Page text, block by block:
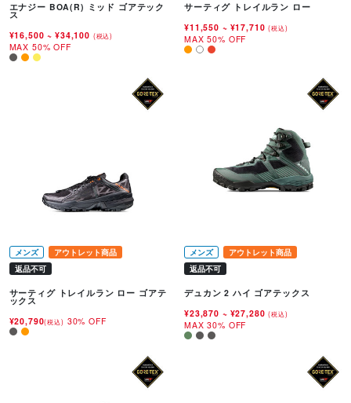
エナジー BOA(R) ミッド ゴアテック
ス
¥16,500~ ¥34,100 (税込)
MAX 50% OFF
サーティグ トレイルラン ロー
¥11,550 ~ ¥17,710(税込)
MAX 50% OFF
メンズ
アウトレット商品
返品不可
サーティグ トレイルラン ロー ゴアテ
ックス
¥20,790(税込) 30% OFF
メンズ
アウトレット商品
返品不可
デュカン 2 ハイ ゴアテックス
¥23,870 ~ ¥27,280(税込)
MAX 30% OFF